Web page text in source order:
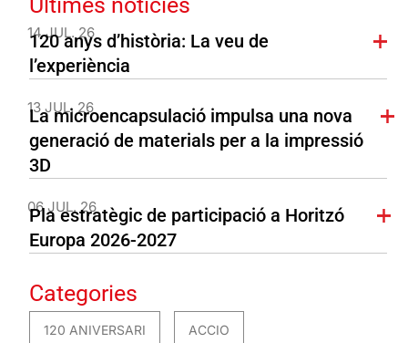
14 JUL. 26
120 anys d’història: La veu de
l’experiència
13 JUL. 26
La microencapsulació impulsa una nova
generació de materials per a la impressió
3D
06 JUL. 26
Pla estratègic de participació a Horitzó
Europa 2026-2027
Categories
120 ANIVERSARI ACCIO